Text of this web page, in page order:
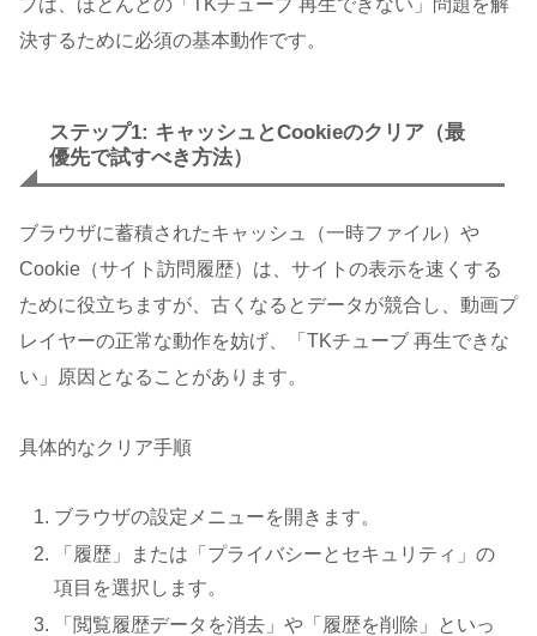
プは、ほとんどの「TKチューブ 再生できない」問題を解
決するために必須の基本動作です。
ステップ1: キャッシュとCookieのクリア（最
優先で試すべき方法）
ブラウザに蓄積されたキャッシュ（一時ファイル）や
Cookie（サイト訪問履歴）は、サイトの表示を速くする
ために役立ちますが、古くなるとデータが競合し、動画プ
レイヤーの正常な動作を妨げ、「TKチューブ 再生できな
い」原因となることがあります。
具体的なクリア手順
ブラウザの設定メニューを開きます。
「履歴」または「プライバシーとセキュリティ」の
項目を選択します。
「閲覧履歴データを消去」や「履歴を削除」といっ